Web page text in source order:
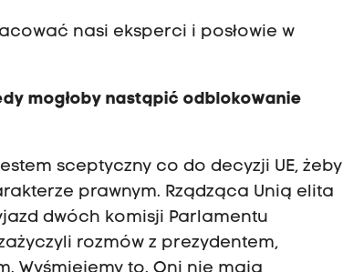
nasi eksperci i posłowie w
mogłoby nastąpić odblokowanie
sceptyczny co do decyzji UE, żeby
prawnym. Rządząca Unią elita
dwóch komisji Parlamentu
rozmów z prezydentem,